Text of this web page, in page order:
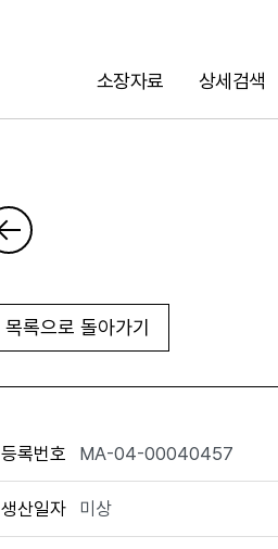
소장자료 상세검색
목록으로 돌아가기
등록번호 MA-04-00040457
생산일자 미상